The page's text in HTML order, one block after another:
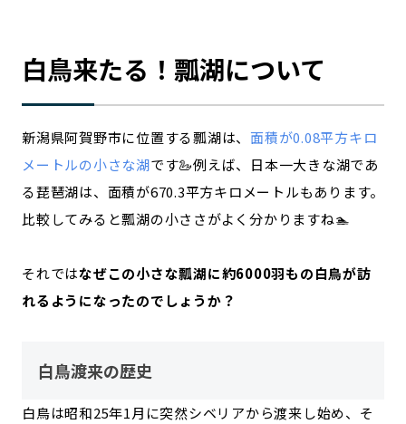
白鳥来たる！瓢湖について
新潟県阿賀野市に位置する瓢湖は、 面積が0.08平方キロ
メートルの小さな湖です🦢例えば、日本一大きな湖であ
る琵琶湖は、面積が670.3平方キロメートルもあります。
比較してみると瓢湖の小ささがよく分かりますね🏊
それではなぜこの小さな瓢湖に約6000羽もの白鳥が訪
れるようになったのでしょうか？
白鳥渡来の歴史
白鳥は昭和25年1月に突然シベリアから渡来し始め、そ